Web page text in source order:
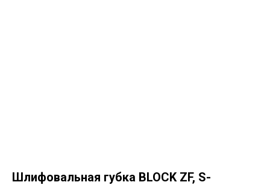
Шлифовальная губка BLOCK ZF, S-